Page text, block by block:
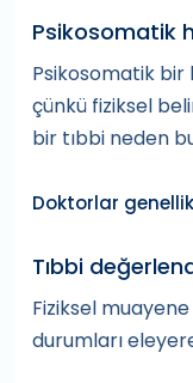
Psikosomatik
Psikosomatik bir
çünkü fiziksel
bir tıbbi neden
Doktorlar
Tıbbi
Fiziksel
durumları